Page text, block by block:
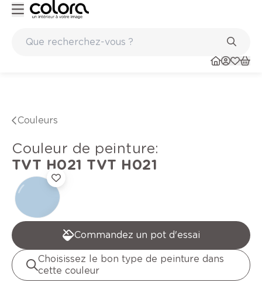
Couleurs
Couleur de peinture:
TVT H021 TVT H021
Commandez un pot d'essai
Choisissez le bon type de peinture dans
cette couleur